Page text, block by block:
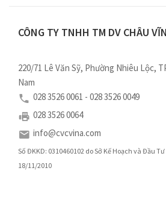
CÔNG TY TNHH TM DV CHÂU
220/71 Lê Văn Sỹ, Phường Nhiêu Lộc,
Nam
028 3526 0061 - 028 3526 0049
028 3526 0064
info@cvcvina.com
Số ĐKKD: 0310460102 do Sở Kế Hoạch và Đầu
18/11/2010